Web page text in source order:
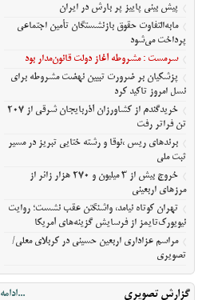
تهران کوتاه نیامد، واشنگتن عقب نشست؛
روایت نیویورک‌تایمز از فرسایش گزینه‌های
آمریکا
مراسم عزاداری اربعین حسینی در کربلای
معلی/تصویری
پیش‌ بینی پاییز پر بارش در ایران
مابه‌التفاوت حقوق بازنشستگان تأمین اجتماعی
پرداخت می‌شود
سرمست : مشروطه آغاز دولت قانون‌مدار بود
پزشکیان بر ضرورت تبیین نهضت مشروطه برای
نسل امروز تاکید کرد
خریدگندم از کشاورزان آذربایجان شرقی از 207
تن فراتر رفت
برندهای ریس ،‌نوقا و رشته ختایی تبریز در مسیر
ثبت ملی
خروج بیش از ۳ میلیون و ۲۷۰ هزار زائر از
مرزهای اربعینی
تهران کوتاه نیامد، واشنگتن عقب نشست؛ روایت
نیویورک‌تایمز از فرسایش گزینه‌های آمریکا
مراسم عزاداری اربعین حسینی در کربلای معلی/
تصویری
گزارش تصویری ...ادامه